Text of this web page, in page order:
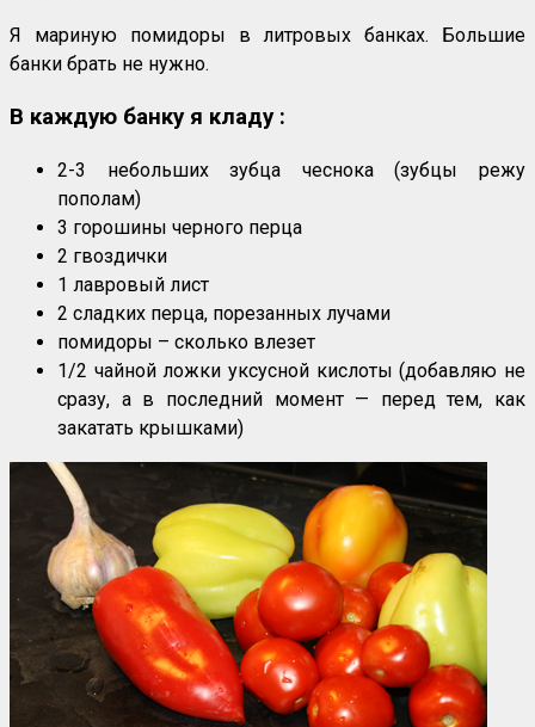
Я мариную помидоры в литровых банках. Большие
банки брать не нужно.
В каждую банку я кладу :
2-3 небольших зубца чеснока (зубцы режу
пополам)
3 горошины черного перца
2 гвоздички
1 лавровый лист
2 сладких перца, порезанных лучами
помидоры – сколько влезет
1/2 чайной ложки уксусной кислоты (добавляю не
сразу, а в последний момент — перед тем, как
закатать крышками)